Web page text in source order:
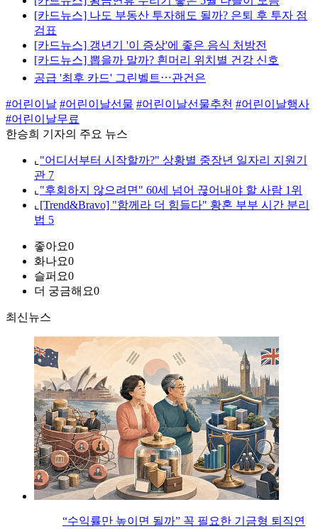
[카드뉴스] 나도 부동산 투자해도 될까? 은퇴 후 투자 점
검표
[카드뉴스] 갱년기 '이 증상'에 좋은 음식 처방전
[카드뉴스] 뽑을까 말까? 흰머리 위치별 건강 신호
공급 '최후 카드' 그린벨트⋯관건은
#어린이날 #어린이날선물 #어린이날선물추천 #어린이날행사
#어린이날무료
한승희 기자의 주요 뉴스
⌞ "어디서부터 시작할까?" 상황별 중장년 일자리 지원기
관 7
⌞ "후회하지 않으려면" 60세 넘어 끊어내야 할 사람 1위
⌞ [Trend&Bravo] "함께라 더 힘들다" 황혼 부부 시간 분리
법 5
좋아요0
화나요0
슬퍼요0
더 궁금해요0
최신뉴스
“수익률만 높이면 될까” 꼭 필요한 기금형 퇴직연